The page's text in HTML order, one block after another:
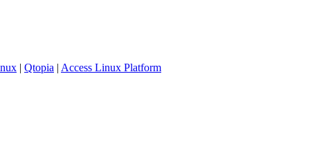
| Qtopia | Access Linux Platform